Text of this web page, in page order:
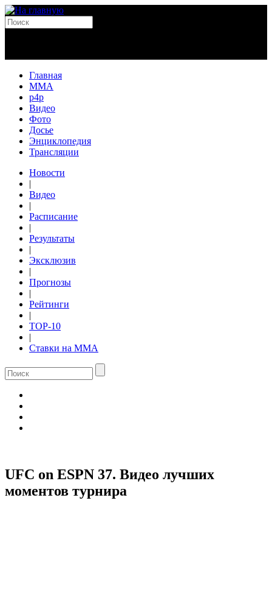
Главная
MMA
p4p
Видео
Фото
Досье
Энциклопедия
Трансляции
Новости
|
Видео
|
Расписание
|
Результаты
|
Эксклюзив
|
Прогнозы
|
Рейтинги
|
TOP-10
|
Ставки на ММА
UFC on ESPN 37. Видео лучших
моментов турнира